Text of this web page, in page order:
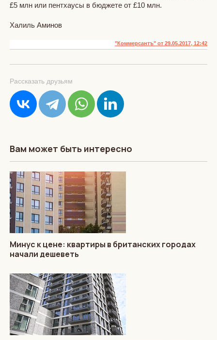
£5 млн или пентхаусы в бюджете от £10 млн.
Халиль Аминов
"Коммерсантъ" от 29.05.2017, 12:42
Рассказать друзьям
Вам может быть интересно
Минус к цене: квартиры в британских городах
начали дешеветь